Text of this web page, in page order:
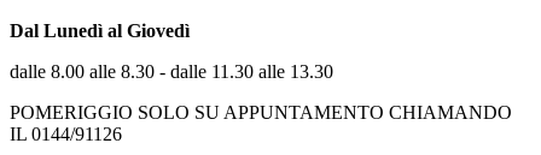
Dal Lunedì al Giovedì
dalle 8.00 alle 8.30 - dalle 11.30 alle 13.30
POMERIGGIO SOLO SU APPUNTAMENTO CHIAMANDO
IL 0144/91126